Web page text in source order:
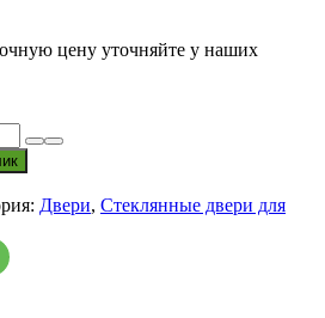
цену уточняйте у наших
Двери, Стеклянные двери для